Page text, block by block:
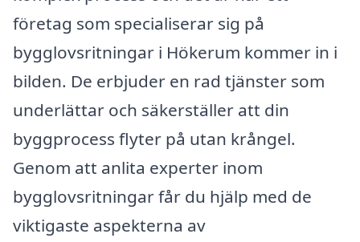
företag som specialiserar sig på
bygglovsritningar i Hökerum kommer in i
bilden. De erbjuder en rad tjänster som
underlättar och säkerställer att din
byggprocess flyter på utan krångel.
Genom att anlita experter inom
bygglovsritningar får du hjälp med de
viktigaste aspekterna av